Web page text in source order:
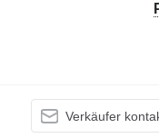
Verkäufer